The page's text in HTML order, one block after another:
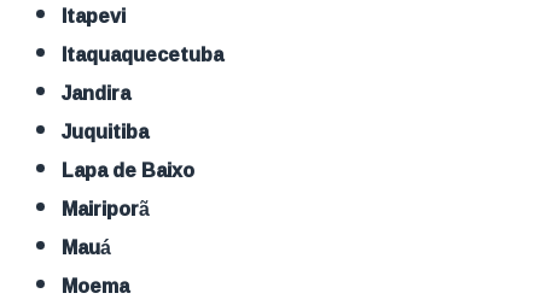
Itapevi
Itaquaquecetuba
Jandira
Juquitiba
Lapa de Baixo
Mairiporã
Mauá
Moema